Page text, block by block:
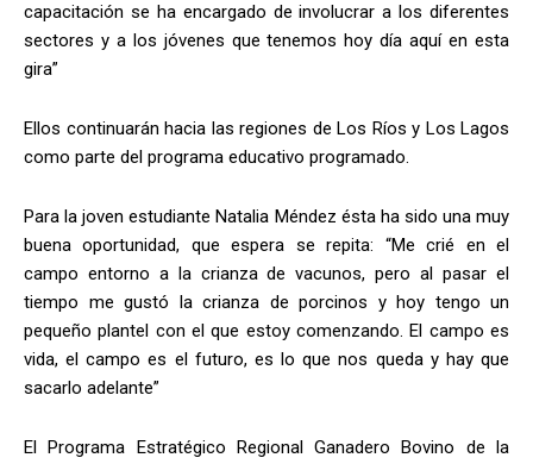
capacitación se ha encargado de involucrar a los diferentes
sectores y a los jóvenes que tenemos hoy día aquí en esta
gira”
Ellos continuarán hacia las regiones de Los Ríos y Los Lagos
como parte del programa educativo programado.
Para la joven estudiante Natalia Méndez ésta ha sido una muy
buena oportunidad, que espera se repita: “Me crié en el
campo entorno a la crianza de vacunos, pero al pasar el
tiempo me gustó la crianza de porcinos y hoy tengo un
pequeño plantel con el que estoy comenzando. El campo es
vida, el campo es el futuro, es lo que nos queda y hay que
sacarlo adelante”
El Programa Estratégico Regional Ganadero Bovino de la